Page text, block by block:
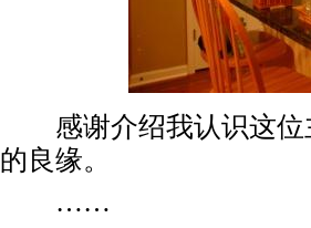
感谢介绍我认识这
的良缘。
……